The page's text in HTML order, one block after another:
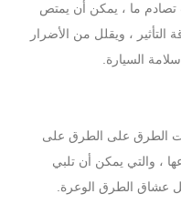
تصادم ما ، يمكن أن يمتص
، ويقلل من الأضرار
السيارة.
الطرق على الطرق على
، والتي يمكن أن تلبي
عشاق الطرق الوعرة.